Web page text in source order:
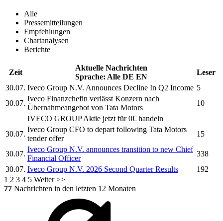
Alle
Pressemitteilungen
Empfehlungen
Chartanalysen
Berichte
Zeit
Aktuelle Nachrichten
Sprache: Alle DE EN
Leser
30.07. Iveco Group N.V. Announces Decline In Q2 Income 5
30.07.
Iveco Finanzchefin verlässt Konzern nach
Übernahmeangebot von Tata Motors
10
IVECO GROUPAktie jetzt für 0€ handeln
30.07.
Iveco Group CFO to depart following Tata Motors
tender offer
15
30.07.
Iveco Group N.V. announces transition to new Chief
Financial Officer
338
30.07. Iveco Group N.V. 2026 Second Quarter Results
192
1 2 3 4 5 Weiter >>
77 Nachrichten in den letzten 12 Monaten